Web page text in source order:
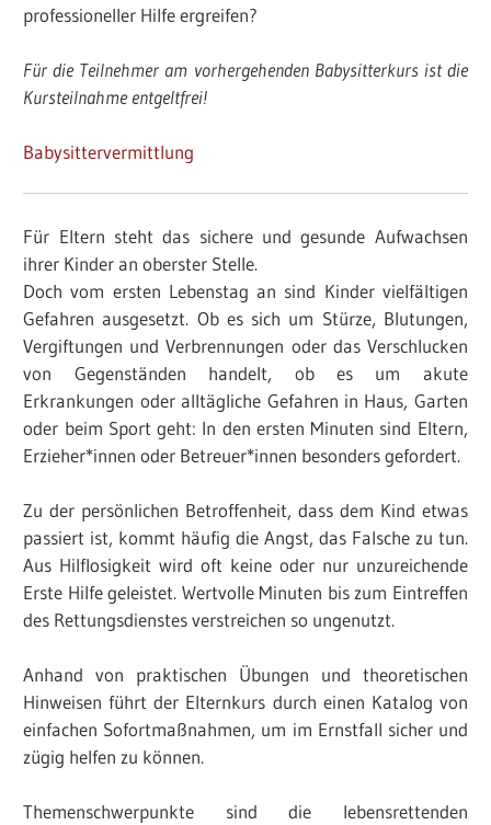
professioneller Hilfe ergreifen?
Für die Teilnehmer am vorhergehenden Babysitterkurs ist die
Kursteilnahme entgeltfrei!
Babysittervermittlung
Für Eltern steht das sichere und gesunde Aufwachsen
ihrer Kinder an oberster Stelle.
Doch vom ersten Lebenstag an sind Kinder vielfältigen
Gefahren ausgesetzt. Ob es sich um Stürze, Blutungen,
Vergiftungen und Verbrennungen oder das Verschlucken
von Gegenständen handelt, ob es um akute
Erkrankungen oder alltägliche Gefahren in Haus, Garten
oder beim Sport geht: In den ersten Minuten sind Eltern,
Erzieher*innen oder Betreuer*innen besonders gefordert.
Zu der persönlichen Betroffenheit, dass dem Kind etwas
passiert ist, kommt häufig die Angst, das Falsche zu tun.
Aus Hilflosigkeit wird oft keine oder nur unzureichende
Erste Hilfe geleistet. Wertvolle Minuten bis zum Eintreffen
des Rettungsdienstes verstreichen so ungenutzt.
Anhand von praktischen Übungen und theoretischen
Hinweisen führt der Elternkurs durch einen Katalog von
einfachen Sofortmaßnahmen, um im Ernstfall sicher und
zügig helfen zu können.
Themenschwerpunkte sind die lebensrettenden